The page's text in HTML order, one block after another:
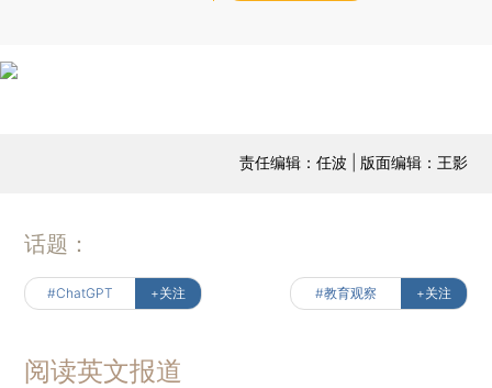
责任编辑：任波 | 版面编辑：王影
话题：
#ChatGPT +关注 #教育观察 +关注
阅读英文报道